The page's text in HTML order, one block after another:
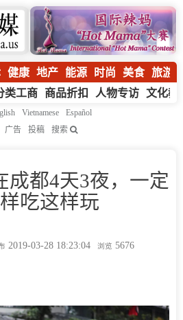
健康 地产 能源 时尚 美食 旅游
类工商 商品折扣 人物专访 文化教
Vietnamese
Español
广告 投稿 搜索
成都4天3夜，一定
吃这样玩
2019-03-28 18:23:04 浏览 5676